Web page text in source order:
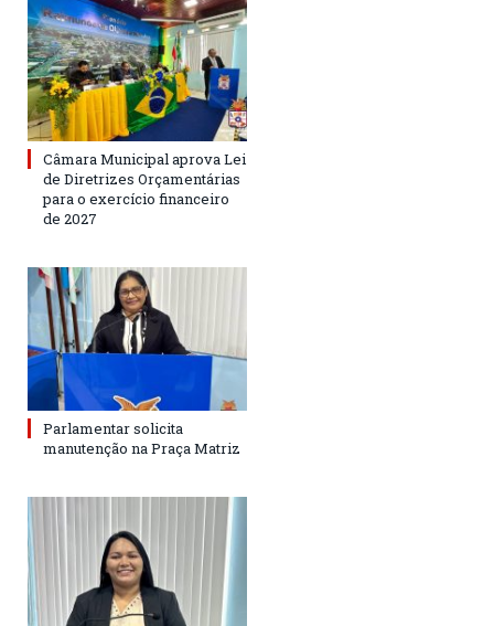
Câmara Municipal aprova Lei
de Diretrizes Orçamentárias
para o exercício financeiro
de 2027
Parlamentar solicita
manutenção na Praça Matriz